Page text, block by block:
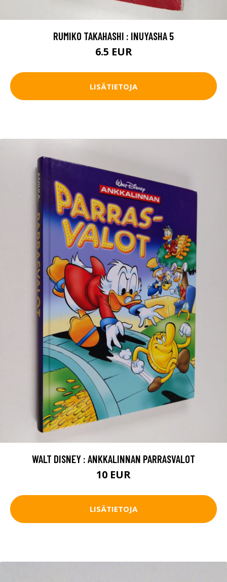
RUMIKO TAKAHASHI : INUYASHA 5
6.5 EUR
LISÄTIETOJA
WALT DISNEY : ANKKALINNAN PARRASVALOT
10 EUR
LISÄTIETOJA